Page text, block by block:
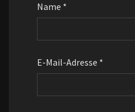
Name *
E-Mail-Adresse *